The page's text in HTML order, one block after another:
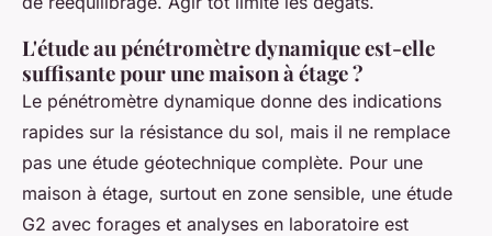
L'étude au pénétromètre dynamique est-elle
suffisante pour une maison à étage ?
Le pénétromètre dynamique donne des indications
rapides sur la résistance du sol, mais il ne remplace
pas une étude géotechnique complète. Pour une
maison à étage, surtout en zone sensible, une étude
G2 avec forages et analyses en laboratoire est